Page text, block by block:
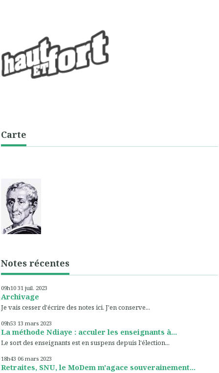
Carte
Notes récentes
09h10 31 juil. 2023
Archivage
Je vais cesser d'écrire des notes ici. J'en conserve...
09h53 13 mars 2023
La méthode Ndiaye : acculer les enseignants à...
Le sort des enseignants est en suspens depuis l'élection...
18h43 06 mars 2023
Retraites, SNU, le MoDem m'agace souverainement...